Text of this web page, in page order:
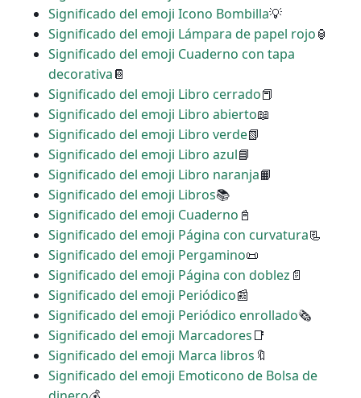
Significado del emoji Icono Bombilla💡
Significado del emoji Lámpara de papel rojo🏮
Significado del emoji Cuaderno con tapa
decorativa📔
Significado del emoji Libro cerrado📕
Significado del emoji Libro abierto📖
Significado del emoji Libro verde📗
Significado del emoji Libro azul📘
Significado del emoji Libro naranja📙
Significado del emoji Libros📚
Significado del emoji Cuaderno 📓
Significado del emoji Página con curvatura📃
Significado del emoji Pergamino📜
Significado del emoji Página con doblez 📄
Significado del emoji Periódico📰
Significado del emoji Periódico enrollado🗞
Significado del emoji Marcadores📑
Significado del emoji Marca libros 🔖
Significado del emoji Emoticono de Bolsa de